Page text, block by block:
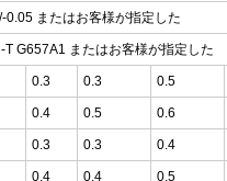
0.05 またはお客様が指定した
T G657A1 またはお客様が指定した
0.3 0.3 0.5
0.4 0.5 0.6
0.3 0.3 0.4
0.4 0.4 0.5